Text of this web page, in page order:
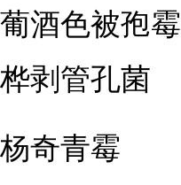
葡酒色被孢霉
桦剥管孔菌
杨奇青霉